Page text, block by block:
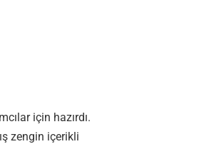
için hazırdı.
zengin içerikli